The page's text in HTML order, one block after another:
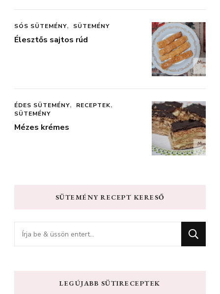
SÓS SÜTEMÉNY SÜTEMÉNY
Élesztős sajtos rúd
ÉDES SÜTEMÉNY
RECEPTEK
SÜTEMÉNY
Mézes krémes
SÜTEMÉNY RECEPT KERESŐ
Keres
valamit?
LEGÚJABB SÜTIRECEPTEK